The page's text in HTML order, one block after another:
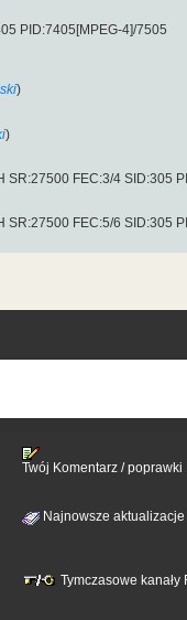
PID:7405[MPEG-4]/7505
)
)
FEC:3/4 SID:305
FEC:5/6 SID:305
Twój Komentarz / poprawki
Najnowsze aktualizacje
Tymczasowe kanały